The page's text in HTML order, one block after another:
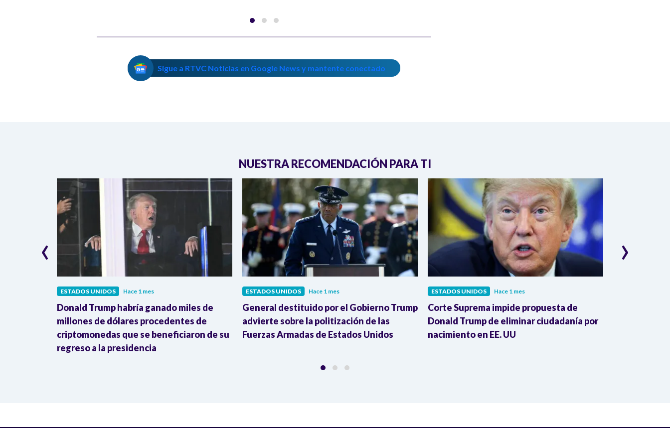
Sigue a RTVC Noticias en Google News y mantente conectado
NUESTRA RECOMENDACIÓN PARA TI
ESTADOS UNIDOS Hace 1 mes
Donald Trump habría ganado miles de
millones de dólares procedentes de
criptomonedas que se beneficiaron de su
regreso a la presidencia
ESTADOS UNIDOS Hace 1 mes
General destituido por el Gobierno Trump
advierte sobre la politización de las
Fuerzas Armadas de Estados Unidos
ESTADOS UNIDOS Hace 1 mes
Corte Suprema impide propuesta de
Donald Trump de eliminar ciudadanía por
nacimiento en EE. UU
‹ ›